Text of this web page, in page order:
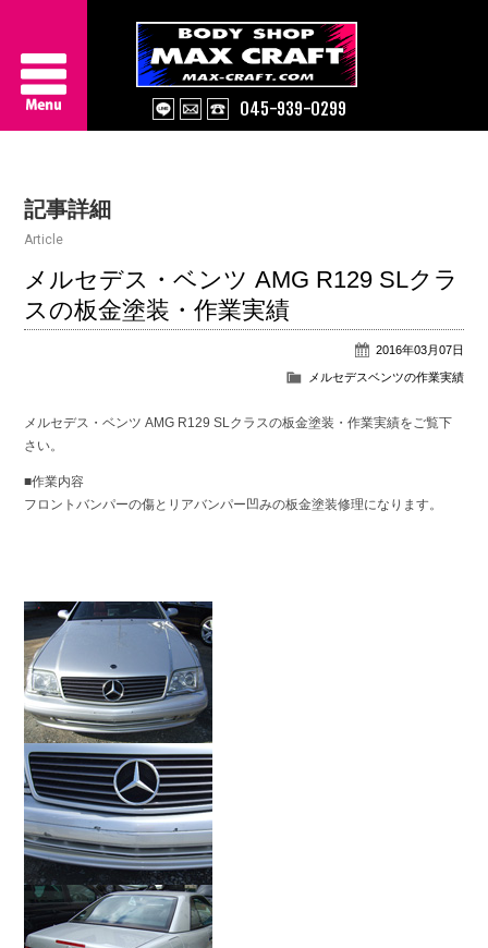
045-939-0299
About Us
Works
Information
記事詳細
Article
メルセデス・ベンツ AMG R129 SLクラ
スの板金塗装・作業実績
2016年03月07日
メルセデスベンツの作業実績
メルセデス・ベンツ AMG R129 SLクラスの板金塗装・作業実績をご覧下
さい。
■作業内容
フロントバンパーの傷とリアバンパー凹みの板金塗装修理になります。